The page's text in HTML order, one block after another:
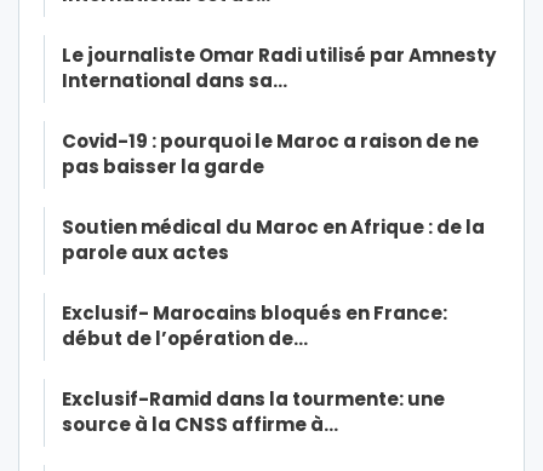
Le journaliste Omar Radi utilisé par Amnesty
International dans sa…
Covid-19 : pourquoi le Maroc a raison de ne
pas baisser la garde
Soutien médical du Maroc en Afrique : de la
parole aux actes
Exclusif- Marocains bloqués en France:
début de l’opération de…
Exclusif-Ramid dans la tourmente: une
source à la CNSS affirme à…